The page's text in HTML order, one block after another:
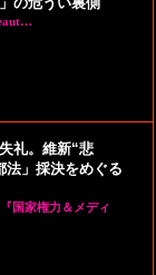
礼。維新“悲
法」採決をめぐる
国家権力＆メディ